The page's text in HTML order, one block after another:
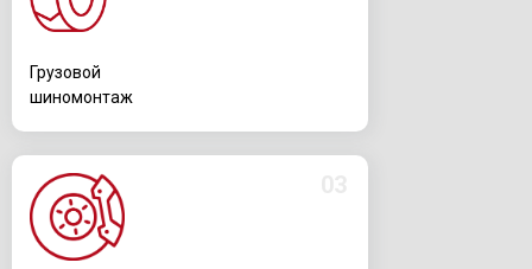
Грузовой
шиномонтаж